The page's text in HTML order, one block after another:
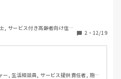
う？
に対策されていますか？
, サービス付き高齢者向け住宅,
2 ・ 12/19
ー, 生活相談員, サービス提供責任者, 施設